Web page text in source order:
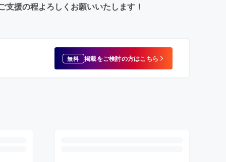
援の程よろしくお願いいたします！
無料 掲載をご検討の方はこちら